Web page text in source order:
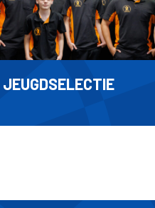
JEUGDSELECTIE